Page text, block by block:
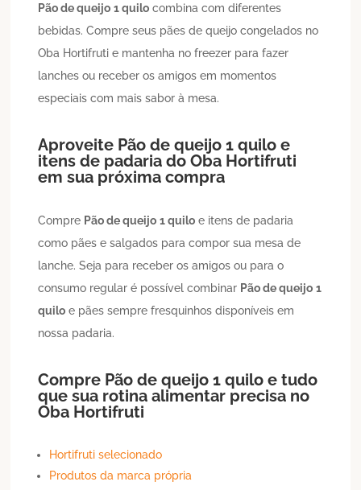
Pão de queijo 1 quilo combina com diferentes
bebidas. Compre seus pães de queijo congelados no
Oba Hortifruti e mantenha no freezer para fazer
lanches ou receber os amigos em momentos
especiais com mais sabor à mesa.
Aproveite Pão de queijo 1 quilo e
itens de padaria do Oba Hortifruti
em sua próxima compra
Compre Pão de queijo 1 quilo e itens de padaria
como pães e salgados para compor sua mesa de
lanche. Seja para receber os amigos ou para o
consumo regular é possível combinar Pão de queijo 1
quilo e pães sempre fresquinhos disponíveis em
nossa padaria.
Compre Pão de queijo 1 quilo e tudo
que sua rotina alimentar precisa no
Oba Hortifruti
Hortifruti selecionado
Produtos da marca própria